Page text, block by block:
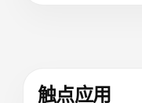
触点应用